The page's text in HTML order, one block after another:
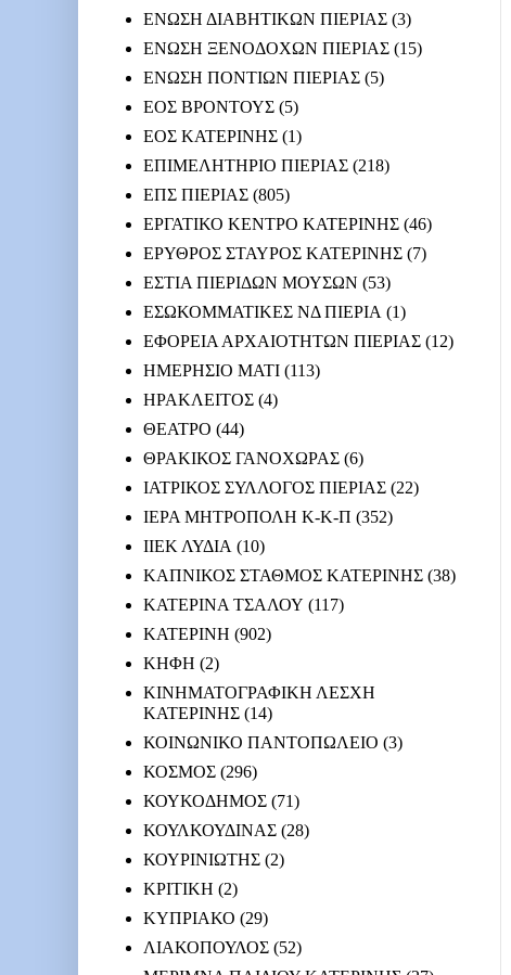
ΕΝΩΣΗ ΔΙΑΒΗΤΙΚΩΝ ΠΙΕΡΙΑΣ (3)
ΕΝΩΣΗ ΞΕΝΟΔΟΧΩΝ ΠΙΕΡΙΑΣ (15)
ΕΝΩΣΗ ΠΟΝΤΙΩΝ ΠΙΕΡΙΑΣ (5)
ΕΟΣ ΒΡΟΝΤΟΥΣ (5)
ΕΟΣ ΚΑΤΕΡΙΝΗΣ (1)
ΕΠΙΜΕΛΗΤΗΡΙΟ ΠΙΕΡΙΑΣ (218)
ΕΠΣ ΠΙΕΡΙΑΣ (805)
ΕΡΓΑΤΙΚΟ ΚΕΝΤΡΟ ΚΑΤΕΡΙΝΗΣ (46)
ΕΡΥΘΡΟΣ ΣΤΑΥΡΟΣ ΚΑΤΕΡΙΝΗΣ (7)
ΕΣΤΙΑ ΠΙΕΡΙΔΩΝ ΜΟΥΣΩΝ (53)
ΕΣΩΚΟΜΜΑΤΙΚΕΣ ΝΔ ΠΙΕΡΙΑ (1)
ΕΦΟΡΕΙΑ ΑΡΧΑΙΟΤΗΤΩΝ ΠΙΕΡΙΑΣ (12)
ΗΜΕΡΗΣΙΟ ΜΑΤΙ (113)
ΗΡΑΚΛΕΙΤΟΣ (4)
ΘΕΑΤΡΟ (44)
ΘΡΑΚΙΚΟΣ ΓΑΝΟΧΩΡΑΣ (6)
ΙΑΤΡΙΚΟΣ ΣΥΛΛΟΓΟΣ ΠΙΕΡΙΑΣ (22)
ΙΕΡΑ ΜΗΤΡΟΠΟΛΗ Κ-Κ-Π (352)
ΙΙΕΚ ΛΥΔΙΑ (10)
ΚΑΠΝΙΚΟΣ ΣΤΑΘΜΟΣ ΚΑΤΕΡΙΝΗΣ (38)
ΚΑΤΕΡΙΝΑ ΤΣΑΛΟΥ (117)
ΚΑΤΕΡΙΝΗ (902)
ΚΗΦΗ (2)
ΚΙΝΗΜΑΤΟΓΡΑΦΙΚΗ ΛΕΣΧΗ
ΚΑΤΕΡΙΝΗΣ (14)
ΚΟΙΝΩΝΙΚΟ ΠΑΝΤΟΠΩΛΕΙΟ (3)
ΚΟΣΜΟΣ (296)
ΚΟΥΚΟΔΗΜΟΣ (71)
ΚΟΥΛΚΟΥΔΙΝΑΣ (28)
ΚΟΥΡΙΝΙΩΤΗΣ (2)
ΚΡΙΤΙΚΗ (2)
ΚΥΠΡΙΑΚΟ (29)
ΛΙΑΚΟΠΟΥΛΟΣ (52)